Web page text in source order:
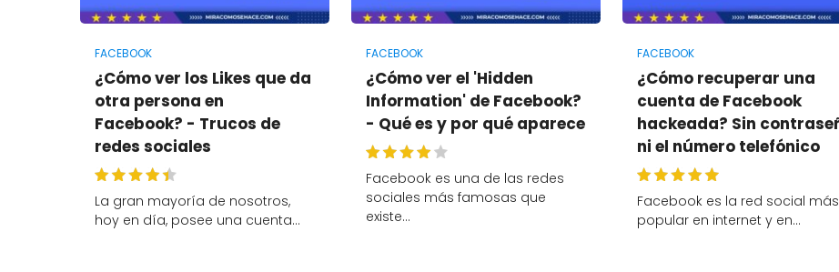
FACEBOOK
¿Cómo ver los Likes que da
otra persona en
Facebook? - Trucos de
redes sociales
La gran mayoría de nosotros,
hoy en día, posee una cuenta…
FACEBOOK
¿Cómo ver el 'Hidden
Information' de Facebook?
- Qué es y por qué aparece
Facebook es una de las redes
sociales más famosas que
existe…
FACEBOOK
¿Cómo recuperar una
cuenta de Facebook
hackeada? Sin
ni el número telefónico
Facebook es la red social más
popular en internet y en…